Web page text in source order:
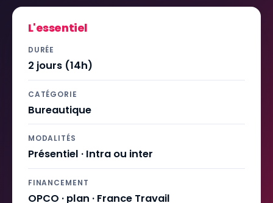
L'essentiel
DURÉE
2 jours (14h)
CATÉGORIE
Bureautique
MODALITÉS
Présentiel · Intra ou inter
FINANCEMENT
OPCO · plan · France Travail